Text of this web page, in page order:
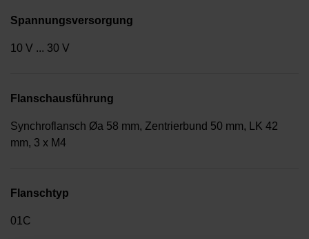
Spannungsversorgung
10 V ... 30 V
Flanschausführung
Synchroflansch Øa 58 mm, Zentrierbund 50 mm, LK 42
mm, 3 x M4
Flanschtyp
01C